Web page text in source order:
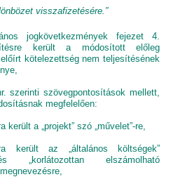
visszafizetésére.”
jogkövetkezmények fejezet 4.
került a módosított előleg
kötelezettség nem teljesítésének
szerinti szövegpontosítások mellett,
megfelelően:
került a „projekt” szó „művelet”-re,
került az „általános költségek”
„korlátozottan elszámolható